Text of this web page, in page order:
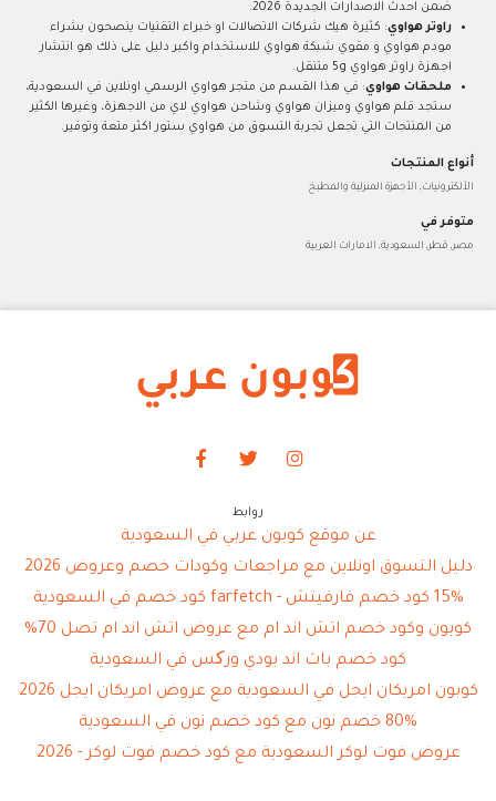
ضمن احدث الاصدارات الجديدة 2026.
راوتر هواوي: كثيرة هيك شركات الاتصالات او خبراء التقنيات ينصحون بشراء
مودم هواوي و مقوي شبكة هواوي للاستخدام واكبر دليل على ذلك هو انتشار
اجهزة راوتر هواوي 5g متنقل.
ملحقات هواوي: في هذا القسم من متجر هواوي الرسمي اونلاين في السعودية،
ستجد قلم هواوي وميزان هواوي وشاحن هواوي لاي من الاجهزة، وغيرها الكثير
من المنتجات التي تجعل تجربة التسوق من هواوي ستور اكثر متعة وتوفير.
أنواع المنتجات
الألكترونيات, الأجهزة المنزلية والمطبخ
متوفر في
مصر, قطر, السعودية, الامارات العربية
روابط
عن موقع كوبون عربي في السعودية
دليل التسوق اونلاين مع مراجعات وكودات خصم وعروض 2026
15% كود خصم فارفيتش - farfetch كود خصم في السعودية
كوبون وكود خصم اتش اند ام مع عروض اتش اند ام تصل 70%
كود خصم باث اند بودي ورکس في السعودية
كوبون امريكان ايجل في السعودية مع عروض امريكان ايجل 2026
80% خصم نون مع كود خصم نون في السعودية
عروض فوت لوكر السعودية مع كود خصم فوت لوكر - 2026